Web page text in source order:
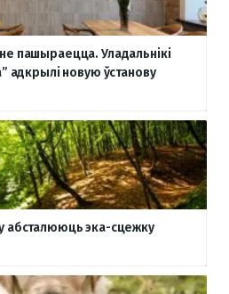
пашыраецца. Уладальнікі
адкрылі новую ўстанову
абсталююць эка-сцежку